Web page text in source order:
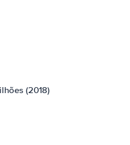
(2018)